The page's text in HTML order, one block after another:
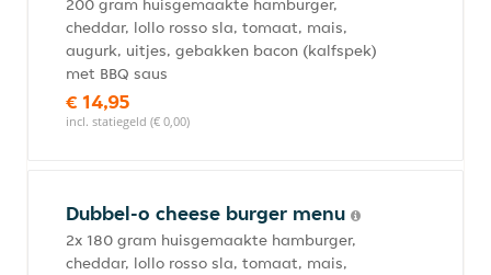
200 gram huisgemaakte hamburger,
cheddar, lollo rosso sla, tomaat, mais,
augurk, uitjes, gebakken bacon (kalfspek)
met BBQ saus
€ 14,95
incl. statiegeld (€ 0,00)
Dubbel-o cheese burger menu
2x 180 gram huisgemaakte hamburger,
cheddar, lollo rosso sla, tomaat, mais,